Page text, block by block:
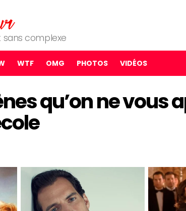
complexe
WTF OMG PHOTOS VIDÉOS
qu’on ne vous